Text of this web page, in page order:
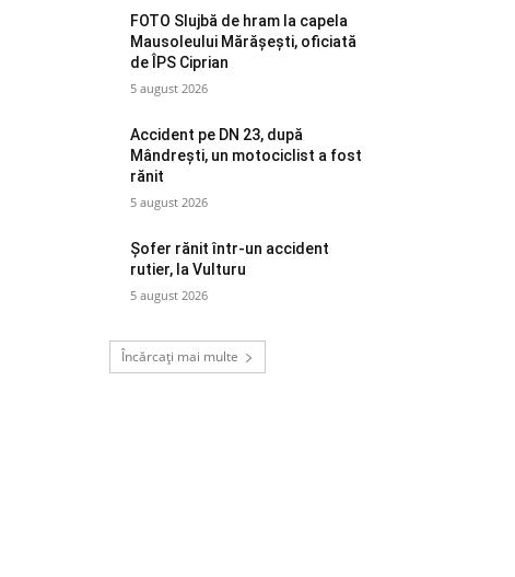
FOTO Slujbă de hram la capela
Mausoleului Mărășești, oficiată
de ÎPS Ciprian
5 august 2026
Accident pe DN 23, după
Mândrești, un motociclist a fost
rănit
5 august 2026
Șofer rănit într-un accident
rutier, la Vulturu
5 august 2026
Încărcați mai multe